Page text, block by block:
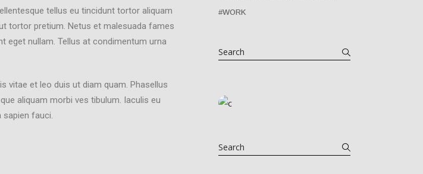
tellus eu tincidunt tortor aliquam
tortor pretium. Netus et malesuada fames
eget nullam. Tellus at condimentum urna
vitae et leo duis ut diam quam. Phasellus
aliquam morbi ves tibulum. Iaculis eu
fauci.
WORK